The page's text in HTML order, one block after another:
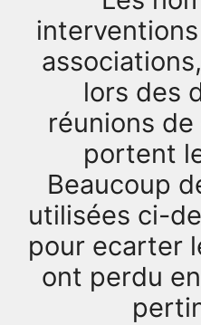
lors des
réunions
portent
Beaucoup
utilisées ci-
pour ecarter
ont perdu